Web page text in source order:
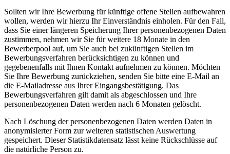
Sollten wir Ihre Bewerbung für künftige offene Stellen aufbewahren
wollen, werden wir hierzu Ihr Einverständnis einholen. Für den Fall,
dass Sie einer längeren Speicherung Ihrer personenbezogenen Daten
zustimmen, nehmen wir Sie für weitere 18 Monate in den
Bewerberpool auf, um Sie auch bei zukünftigen Stellen im
Bewerbungsverfahren berücksichtigen zu können und
gegebenenfalls mit Ihnen Kontakt aufnehmen zu können. Möchten
Sie Ihre Bewerbung zurückziehen, senden Sie bitte eine E-Mail an
die E-Mailadresse aus Ihrer Eingangsbestätigung. Das
Bewerbungsverfahren gilt damit als abgeschlossen und Ihre
personenbezogenen Daten werden nach 6 Monaten gelöscht.
Nach Löschung der personenbezogenen Daten werden Daten in
anonymisierter Form zur weiteren statistischen Auswertung
gespeichert. Dieser Statistikdatensatz lässt keine Rückschlüsse auf
die natürliche Person zu.